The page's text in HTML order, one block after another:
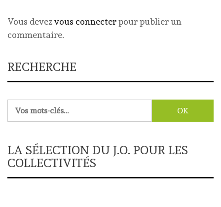
Vous devezvous connecterpour publier un
commentaire.
RECHERCHE
LA SÉLECTION DU J.O. POUR LES
COLLECTIVITÉS